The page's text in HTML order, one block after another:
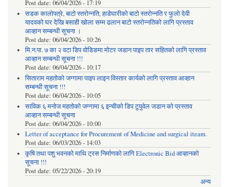
Post date: 06/04/2026 - 17:19
सडक कालोपत्रे, बाटो स्तरोन्नति, हाडेघारीको बाटो स्तरोन्नति र फुलो देवी
यादवको घर देखि बसाही खोला सम्म ढलान बाटो स्तरोन्नतिको लागि प्रस्ताव
आव्हान सम्बन्धी सूचना ।
Post date: 06/04/2026 - 10:26
मि.न.पा. ७ का २ वटा डिप वोडिङमा मोटर जडान पाइप तार सहितको लागि प्रस्ताव
आव्हान सम्बन्धी सूचना !!!
Post date: 06/04/2026 - 10:17
सिताराम महतोको जग्गामा पाइप लाइन विस्तार कार्यको लागि प्रस्ताव आव्हान
सम्बन्धी सूचना !!!
Post date: 06/04/2026 - 10:05
साविक ६ मनोज महतोको जग्गामा ६ इन्चीको डिप टुयुवेल जडान को प्रस्ताव
आव्हान सम्बन्धी सूचना
Post date: 06/04/2026 - 10:00
Letter of acceptance for Procurement of Medicine and surgical iteam.
Post date: 06/03/2026 - 14:03
कृषि तथा पशु भवनको माथि ट्रस निर्माणको लागि Electronic Bid आव्हानको
सूचना !!!
Post date: 05/22/2026 - 20:19
अन्य